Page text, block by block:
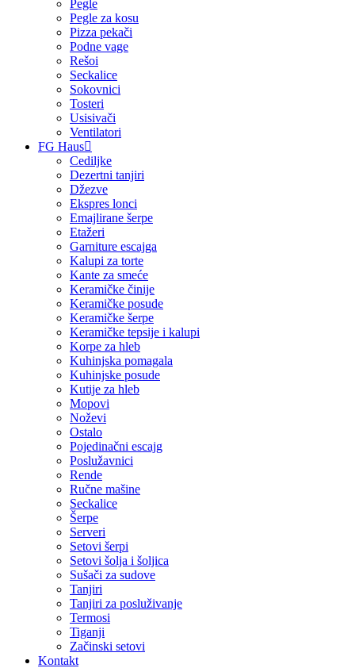
Pegle
Pegle za kosu
Pizza pekači
Podne vage
Rešoi
Seckalice
Sokovnici
Tosteri
Usisivači
Ventilatori
FG Haus
Cediljke
Dezertni tanjiri
Džezve
Ekspres lonci
Emajlirane šerpe
Etažeri
Garniture escajga
Kalupi za torte
Kante za smeće
Keramičke činije
Keramičke posude
Keramičke šerpe
Keramičke tepsije i kalupi
Korpe za hleb
Kuhinjska pomagala
Kuhinjske posude
Kutije za hleb
Mopovi
Noževi
Ostalo
Pojedinačni escajg
Poslužavnici
Rende
Ručne mašine
Seckalice
Šerpe
Serveri
Setovi šerpi
Setovi šolja i šoljica
Sušači za sudove
Tanjiri
Tanjiri za posluživanje
Termosi
Tiganji
Začinski setovi
Kontakt